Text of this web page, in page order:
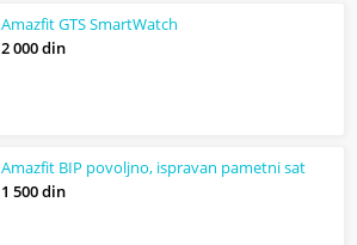
Amazfit GTS SmartWatch
2 000 din
Amazfit BIP povoljno, ispravan pametni sat
1 500 din